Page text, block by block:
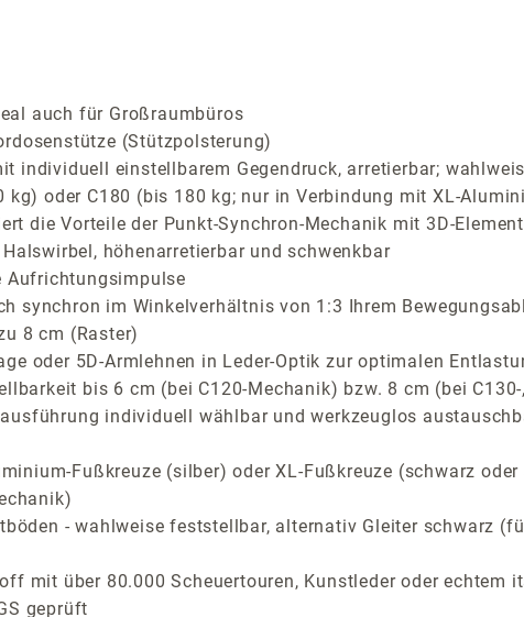
auch für Großraumbüros
(Stützpolsterung)
individuell einstellbarem Gegendruck, arretierbar;
oder C180 (bis 180 kg; nur in Verbindung mit XL-
die Vorteile der Punkt-Synchron-Mechanik mit 3D-
höhenarretierbar und schwenkbar
Aufrichtungsimpulse
synchron im Winkelverhältnis von 1:3 Ihrem
8 cm (Raster)
oder 5D-Armlehnen in Leder-Optik zur optimalen
bis 6 cm (bei C120-Mechanik) bzw. 8 cm (bei C130-
individuell wählbar und werkzeuglos
Fußkreuze (silber) oder XL-Fußkreuze (schwarz
- wahlweise feststellbar, alternativ Gleiter schwarz
mit über 80.000 Scheuertouren, Kunstleder oder echtem
geprüft